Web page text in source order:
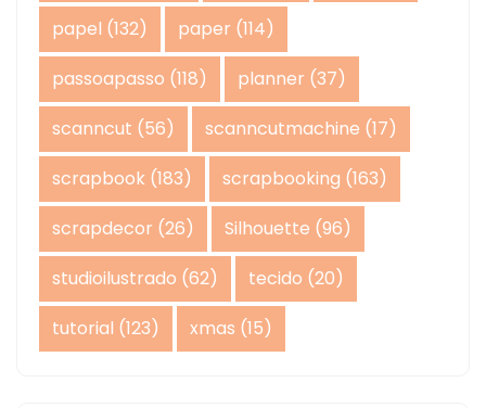
papel (132) paper (114)
passoapasso (118) planner (37)
scanncut (56) scanncutmachine (17)
scrapbook (183) scrapbooking (163)
scrapdecor (26) Silhouette (96)
studioilustrado (62) tecido (20)
tutorial (123) xmas (15)